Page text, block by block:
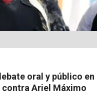
oral y público en
Ariel Máximo